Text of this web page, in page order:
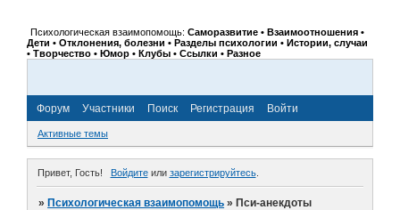
Психологическая взаимопомощь: Саморазвитие • Взаимоотношения •
Дети • Отклонения, болезни • Разделы психологии • Истории, случаи
• Творчество • Юмор • Клубы • Ссылки • Разное
Форум Участники Поиск Регистрация Войти
Активные темы
Привет, Гость! Войдитеили зарегистрируйтесь.
»Психологическая взаимопомощь »Пси-анекдоты